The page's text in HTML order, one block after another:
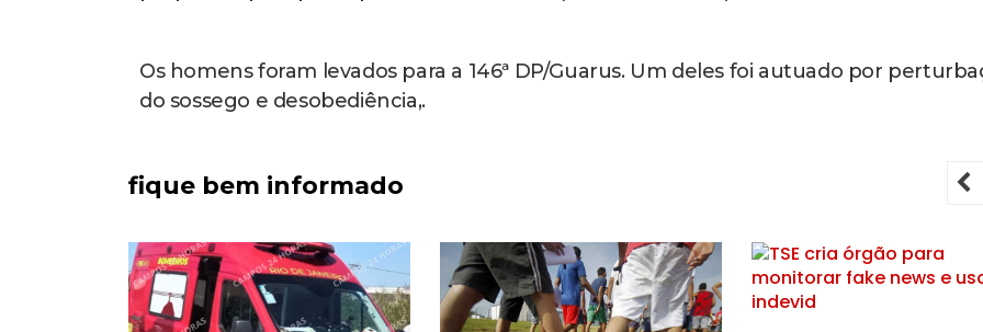
Os homens foram levados para a 146ª DP/Guarus. Um deles foi autuado por
do sossego e desobediência,.
fique bem informado